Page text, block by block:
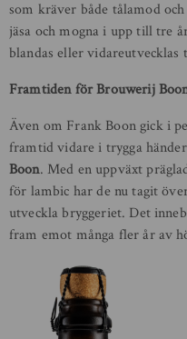
som kräver både tålamod
jäsa och mogna i upp till tre
blandas eller
Framtiden för Brouwerij
Även om Frank Boon gick i
framtid vidare i trygga
Boon. Med en uppväxt
för lambic har de nu tagit
utveckla bryggeriet. Det
fram emot många fler år av